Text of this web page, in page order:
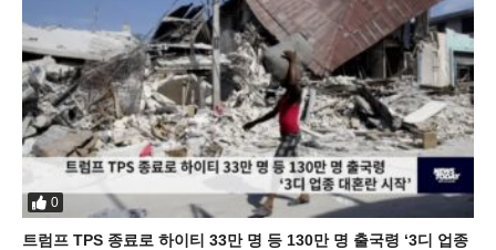
0
트럼프 TPS 종료로 하이티 33만 명 등 130만 명 출국령 ‘3디 업종